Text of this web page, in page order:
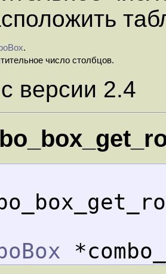
.
число столбцов.
версии 2.4